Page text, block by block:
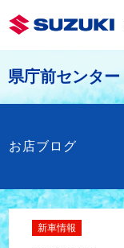
県庁前センター
お店ブログ
新車情報